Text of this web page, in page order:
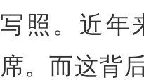
写照。近年
席。而这背